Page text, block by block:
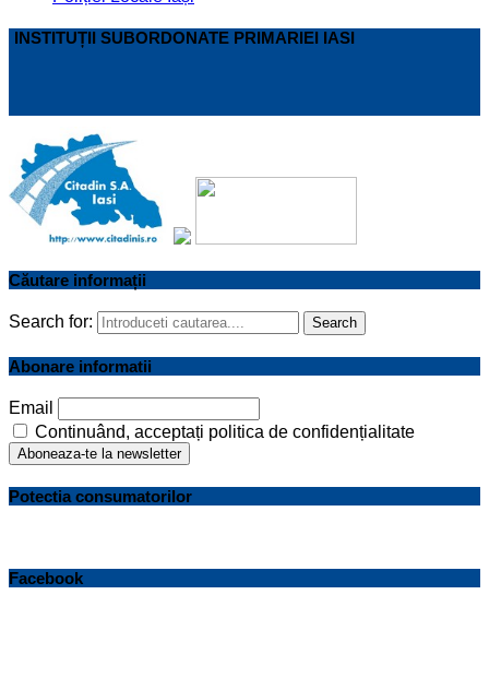
INSTITUȚII SUBORDONATE PRIMARIEI IASI
Căutare informații
Search for: Search
Abonare informatii
Email
Continuând, acceptați politica de confidențialitate
Potectia consumatorilor
Facebook